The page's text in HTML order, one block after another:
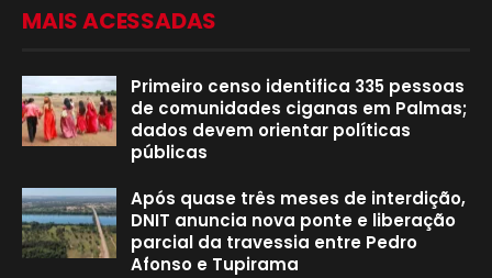
MAIS ACESSADAS
Primeiro censo identifica 335 pessoas
de comunidades ciganas em Palmas;
dados devem orientar políticas
públicas
Após quase três meses de interdição,
DNIT anuncia nova ponte e liberação
parcial da travessia entre Pedro
Afonso e Tupirama